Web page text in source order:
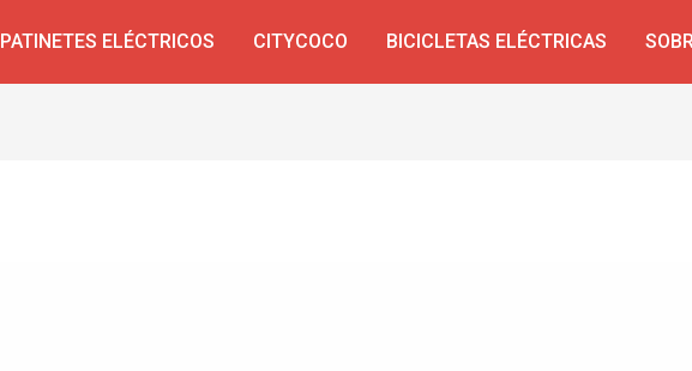
PATINETES ELÉCTRICOS CITYCOCO BICICLETAS ELÉCTRICAS